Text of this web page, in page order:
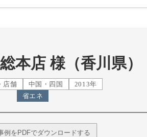
本店 様（香川県）
店舗 中国・四国
2013年
省エネ
例をPDFでダウンロードする